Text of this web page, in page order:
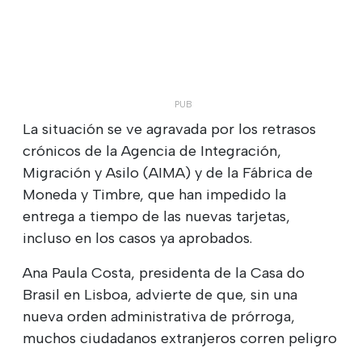
La situación se ve agravada por los retrasos
crónicos de la Agencia de Integración,
Migración y Asilo (AIMA) y de la Fábrica de
Moneda y Timbre, que han impedido la
entrega a tiempo de las nuevas tarjetas,
incluso en los casos ya aprobados.
Ana Paula Costa, presidenta de la Casa do
Brasil en Lisboa, advierte de que, sin una
nueva orden administrativa de prórroga,
muchos ciudadanos extranjeros corren peligro